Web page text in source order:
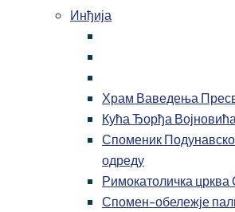
Инђија
Храм Ваведења
Кућа Ђорђа Војновића
Споменик
одреду
Римокатоличка црква
Спомен-обележје